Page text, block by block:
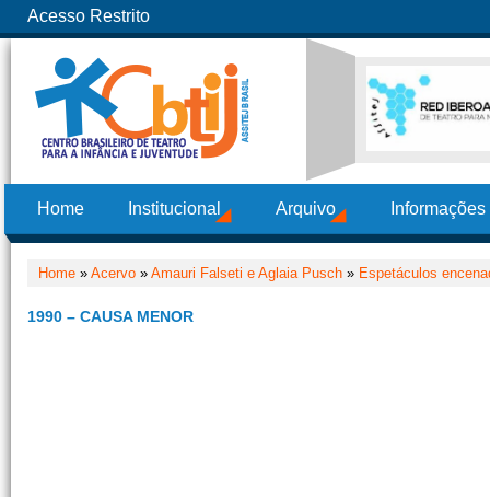
Acesso Restrito
Home Institucional Arquivo
Home » Acervo » Amauri Falseti e Aglaia Pusch » Espetáculos
1990 – CAUSA MENOR